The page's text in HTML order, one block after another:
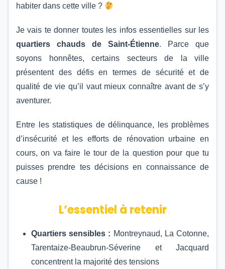
habiter dans cette ville ?
Je vais te donner toutes les infos essentielles sur les
quartiers chauds de Saint-Étienne. Parce que
soyons honnêtes, certains secteurs de la ville
présentent des défis en termes de sécurité et de
qualité de vie qu’il vaut mieux connaître avant de s’y
aventurer.
Entre les statistiques de délinquance, les problèmes
d’insécurité et les efforts de rénovation urbaine en
cours, on va faire le tour de la question pour que tu
puisses prendre tes décisions en connaissance de
cause !
L’essentiel à retenir
Quartiers sensibles : Montreynaud, La Cotonne,
Tarentaize-Beaubrun-Séverine et Jacquard
concentrent la majorité des tensions